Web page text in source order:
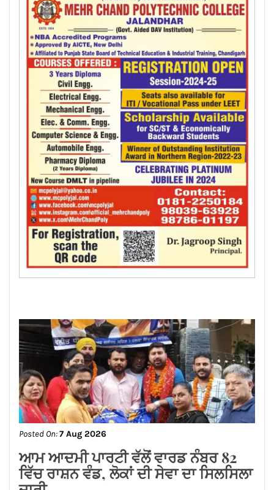
Posted On:7 Aug 2026
ਆਮ ਆਦਮੀ ਪਾਰਟੀ ਵੱਲੋਂ ਵਾਰਡ ਨੰਬਰ 82
ਵਿੱਚ ਰਾਸ਼ਨ ਵੰਡ, ਲੋਕਾਂ ਦੀ ਸੇਵਾ ਦਾ ਸਿਲਸਿਲਾ